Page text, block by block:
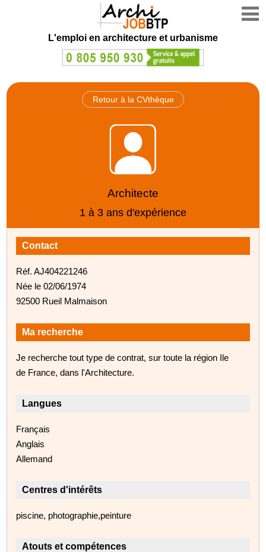
L'emploi en architecture et urbanisme
Retour à la CVthèque
Architecte
1 à 3 ans d'expérience
Contact
Réf. AJ404221246
Née le 02/06/1974
92500 Rueil Malmaison
Ma recherche
Je recherche tout type de contrat, sur toute la région Ile
de France, dans l'Architecture.
Langues
Français
Anglais
Allemand
Centres d'intérêts
piscine, photographie,peinture
Atouts et compétences